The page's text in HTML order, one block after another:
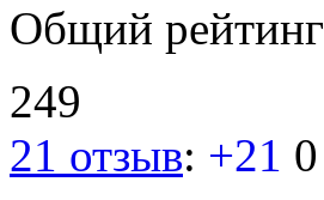
Общий рейтинг
249
21 отзыв: +21 0